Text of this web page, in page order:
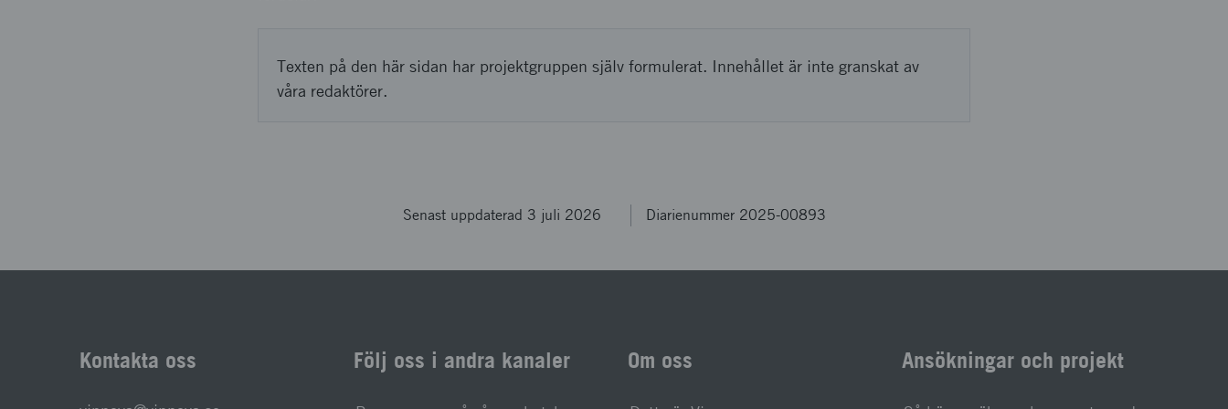
Texten på den här sidan har projektgruppen själv formulerat. Innehållet är inte granskat av
våra redaktörer.
Senast uppdaterad 3 juli 2026 Diarienummer 2025-00893
Kontakta oss Följ oss i andra kanaler Om oss Ansökningar och projekt